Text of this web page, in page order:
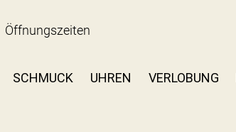
Öffnungszeiten
SCHMUCK UHREN VERLOBUNG